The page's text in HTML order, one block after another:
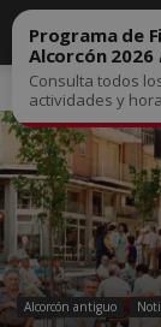
Inicio Alcorcón
Alcorcón antiguo
Programa de
Alcorcón 2026
Consulta todos
actividades y